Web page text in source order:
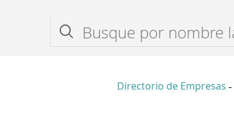
Directorio de Empresas -